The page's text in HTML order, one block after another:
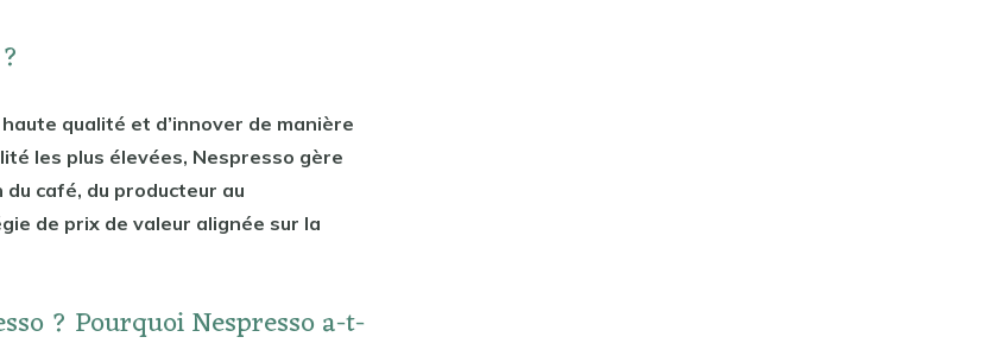
qualité et d’innover de manière
les plus élevées, Nespresso gère
café, du producteur au
de prix de valeur alignée sur la
? Pourquoi Nespresso a-t-